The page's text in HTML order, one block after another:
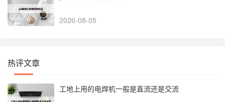
2026-08-05
热评文章
工地上用的电焊机一般是直流还是交流